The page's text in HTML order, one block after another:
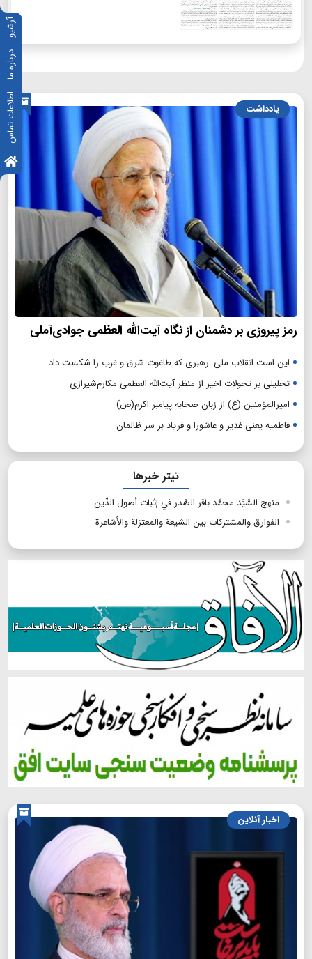
آرشیو
درباره ما
اطلاعات تماس یادداشت
رمز پیروزی بر دشمنان از نگاه آیت‌الله العظمی جوادی‌آملی
این است انقلاب ملی: رهبری که طاغوت شرق و غرب را شکست داد
تحلیلی بر تحولات اخیر از منظر آیت‌الله العظمی مکارم‌شیرازی
امیرالمؤمنین (ع) از زبان صحابه پیامبر اکرم(ص)
فاطمیه یعنی غدیر و عاشورا و فریاد بر سر ظالمان
تیتر خبرها
منهج السَّيِّد محمَّد باقر الصَّدر في إثبات أصول الدِّين
الفوارق والمشترکات بین الشیعة والمعتزلة والأشاعرة
اخبار آنلاین